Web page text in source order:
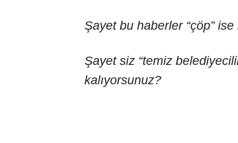
Şayet bu haberler “çöp” ise
Şayet siz “temiz
kalıyorsunuz?